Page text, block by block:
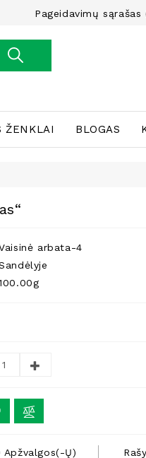
Pageidavimų sąrašas
ŽENKLAI BLOGAS
arbata-4
Apžvalgos(-Ų)